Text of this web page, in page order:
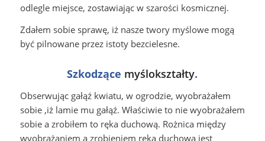
odlegle miejsce, zostawiając w szarości kosmicznej.
Zdałem sobie sprawę, iż nasze twory myślowe mogą
być pilnowane przez istoty bezcielesne.
Szkodzące myślokształty.
Obserwując gałąź kwiatu, w ogrodzie, wyobrażałem
sobie ,iż lamie mu gałąź. Właściwie to nie wyobrażałem
sobie a zrobiłem to ręka duchową. Rożnica między
wyobrażaniem a zrobieniem ręką duchowa jest